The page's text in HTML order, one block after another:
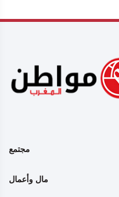
مجتمع
مال وأعمال